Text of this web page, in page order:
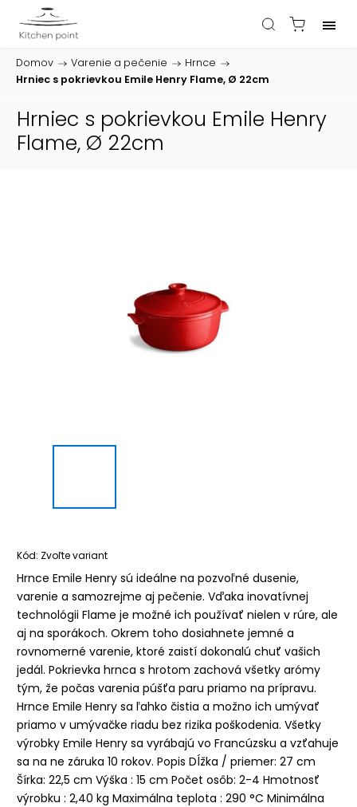
Domov / Varenie a pečenie / Hrnce /
Hrniec s pokrievkou Emile Henry Flame, Ø 22cm
Hrniec s pokrievkou Emile Henry
Flame, Ø 22cm
Kód: Zvoľte variant
Hrnce Emile Henry sú ideálne na pozvoľné dusenie,
varenie a samozrejme aj pečenie. Vďaka inovatívnej
technológii Flame je možné ich používať nielen v rúre, ale
aj na sporákoch. Okrem toho dosiahnete jemné a
rovnomerné varenie, ktoré zaistí dokonalú chuť vašich
jedál. Pokrievka hrnca s hrotom zachová všetky arómy
tým, že počas varenia púšťa paru priamo na prípravu.
Hrnce Emile Henry sa ľahko čistia a možno ich umývať
priamo v umývačke riadu bez rizika poškodenia. Všetky
výrobky Emile Henry sa vyrábajú vo Francúzsku a vzťahuje
sa na ne záruka 10 rokov. Popis Dĺžka / priemer: 27 cm
Šírka: 22,5 cm Výška : 15 cm Počet osôb: 2-4 Hmotnosť
výrobku : 2,40 kg Maximálna teplota : 290 °C Minimálna